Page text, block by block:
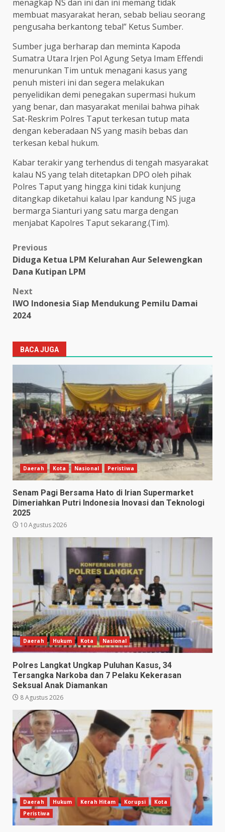
menagkap NS dan ini dan ini memang tidak
membuat masyarakat heran, sebab beliau seorang
pengusaha berkantong tebal” Ketus Sumber.
Sumber juga berharap dan meminta Kapoda
Sumatra Utara Irjen Pol Agung Setya Imam Effendi
menurunkan Tim untuk menagani kasus yang
penuh misteri ini dan segera melakukan
penyelidikan demi penegakan supermasi hukum
yang benar, dan masyarakat menilai bahwa pihak
Sat-Reskrim Polres Taput terkesan tutup mata
dengan keberadaan NS yang masih bebas dan
terkesan kebal hukum.
Kabar terakir yang terhendus di tengah masyarakat
kalau NS yang telah ditetapkan DPO oleh pihak
Polres Taput yang hingga kini tidak kunjung
ditangkap diketahui kalau Ipar kandung NS juga
bermarga Sianturi yang satu marga dengan
menjabat Kapolres Taput sekarang.(Tim).
Post
navigation
Previous
Diduga Ketua LPM Kelurahan Aur Selewengkan
Dana Kutipan LPM
Next
IWO Indonesia Siap Mendukung Pemilu Damai
2024
BACA JUGA
Daerah Kota Nasional Peristiwa
Senam Pagi Bersama Hato di Irian Supermarket
Dimeriahkan Putri Indonesia Inovasi dan Teknologi
2025
10 Agustus 2026
Daerah Hukum Kota Nasional
Polres Langkat Ungkap Puluhan Kasus, 34
Tersangka Narkoba dan 7 Pelaku Kekerasan
Seksual Anak Diamankan
8 Agustus 2026
Daerah Hukum Kerah Hitam Korupsi
Kota
Peristiwa